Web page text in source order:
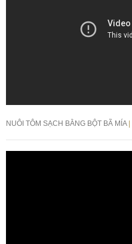
NUÔI TÔM SẠCH BẰNG BỘT BÃ MÍA